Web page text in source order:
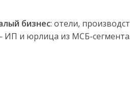
бизнес: отели,
ИП и юрлица из МСБ-сегмента.